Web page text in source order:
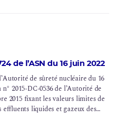
de l’ASN du 16 juin 2022
de sûreté nucléaire du 16
2015-DC-0536 de l’Autorité de
2015 fixant les valeurs limites de
effluents liquides et gazeux des